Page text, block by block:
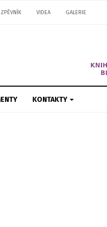
ZPĚVNÍK VIDEA GALERIE
KONTAKTY